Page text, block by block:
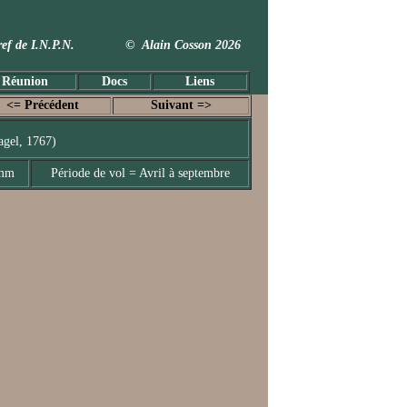
de I.N.P.N. © Alain Cosson 2026
Docs Liens
<= Précédent Suivant =>
1767)
Période de vol = Avril à septembre